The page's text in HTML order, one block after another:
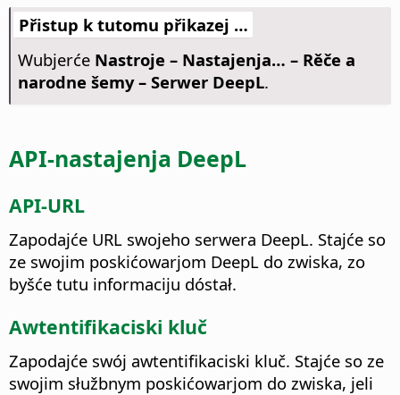
Přistup k tutomu přikazej …
Wubjerće Nastroje – Nastajenja… – Rěče a
narodne šemy – Serwer DeepL.
API-nastajenja DeepL
API-URL
Zapodajće URL swojeho serwera DeepL. Stajće so
ze swojim poskićowarjom DeepL do zwiska, zo
byšće tutu informaciju dóstał.
Awtentifikaciski kluč
Zapodajće swój awtentifikaciski kluč. Stajće so ze
swojim słužbnym poskićowarjom do zwiska, jeli